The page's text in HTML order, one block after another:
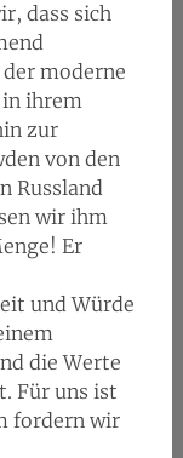
dass sich
moderne
ihrem
zur
von den
Russland
wir ihm
Er
und Würde
die Werte
Für uns ist
fordern wir